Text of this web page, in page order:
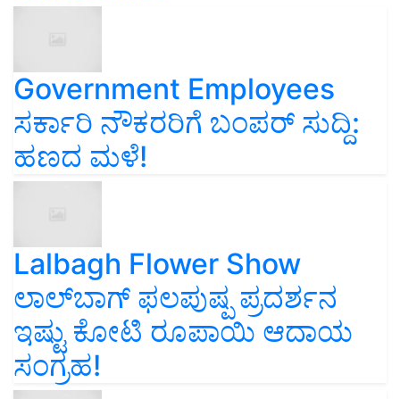
Government Employees
ಸರ್ಕಾರಿ ನೌಕರರಿಗೆ ಬಂಪರ್‌ ಸುದ್ದಿ:
ಹಣದ ಮಳೆ!
Lalbagh Flower Show
ಲಾಲ್‌ಬಾಗ್ ಫಲಪುಷ್ಪ ಪ್ರದರ್ಶನ
ಇಷ್ಟು ಕೋಟಿ ರೂಪಾಯಿ ಆದಾಯ
ಸಂಗ್ರಹ!